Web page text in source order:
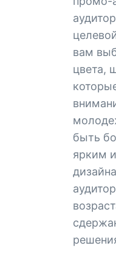
вам
цвета,
быть
ярким